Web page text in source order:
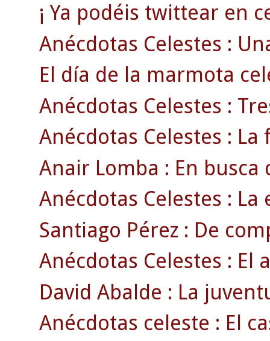
¡ Ya podéis twittear en
Anécdotas Celestes :
El día de la marmota
Anécdotas Celestes :
Anécdotas Celestes :
Anair Lomba : En
Anécdotas Celestes :
Santiago Pérez : De
Anécdotas Celestes : El
David Abalde : La
Anécdotas celeste : El